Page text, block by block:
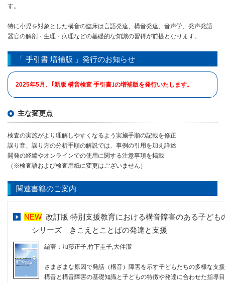
す。
特に小児を対象とした構音の臨床は言語発達、構音発達、音声学、発声発語
器官の解剖・生理・病理などの基礎的な知識の習得が前提となります。
「 手引書 増補版 」発行のお知らせ
2025年5月、｢新版 構音検査 手引書｣の増補版を発行いたします。
主な変更点
検査の実施がより理解しやすくなるよう実施手順の記載を修正
誤り音、誤り方の分析手順の解説では、事例の引用を加え詳述
開発の経緯やオンラインでの使用に関する注意事項を掲載
（※検査語および検査用紙に変更はございません）
関連書籍のご案内
NEW 改訂版 特別支援教育における構音障害のある子ども
シリーズ きこえとことばの発達と支援
編著：加藤正子,竹下圭子,大伴潔
さまざまな原因で発話（構音）障害を示す子どもたちの多様な支
構音と構音障害の基礎知識と子どもの特徴や発達に合わせた指導